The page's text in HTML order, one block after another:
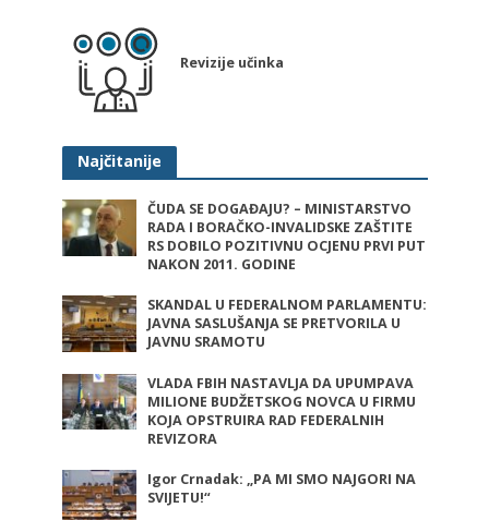
Revizije učinka
Najčitanije
ČUDA SE DOGAĐAJU? – MINISTARSTVO
RADA I BORAČKO-INVALIDSKE ZAŠTITE
RS DOBILO POZITIVNU OCJENU PRVI PUT
NAKON 2011. GODINE
SKANDAL U FEDERALNOM PARLAMENTU:
JAVNA SASLUŠANJA SE PRETVORILA U
JAVNU SRAMOTU
VLADA FBIH NASTAVLJA DA UPUMPAVA
MILIONE BUDŽETSKOG NOVCA U FIRMU
KOJA OPSTRUIRA RAD FEDERALNIH
REVIZORA
Igor Crnadak: „PA MI SMO NAJGORI NA
SVIJETU!“